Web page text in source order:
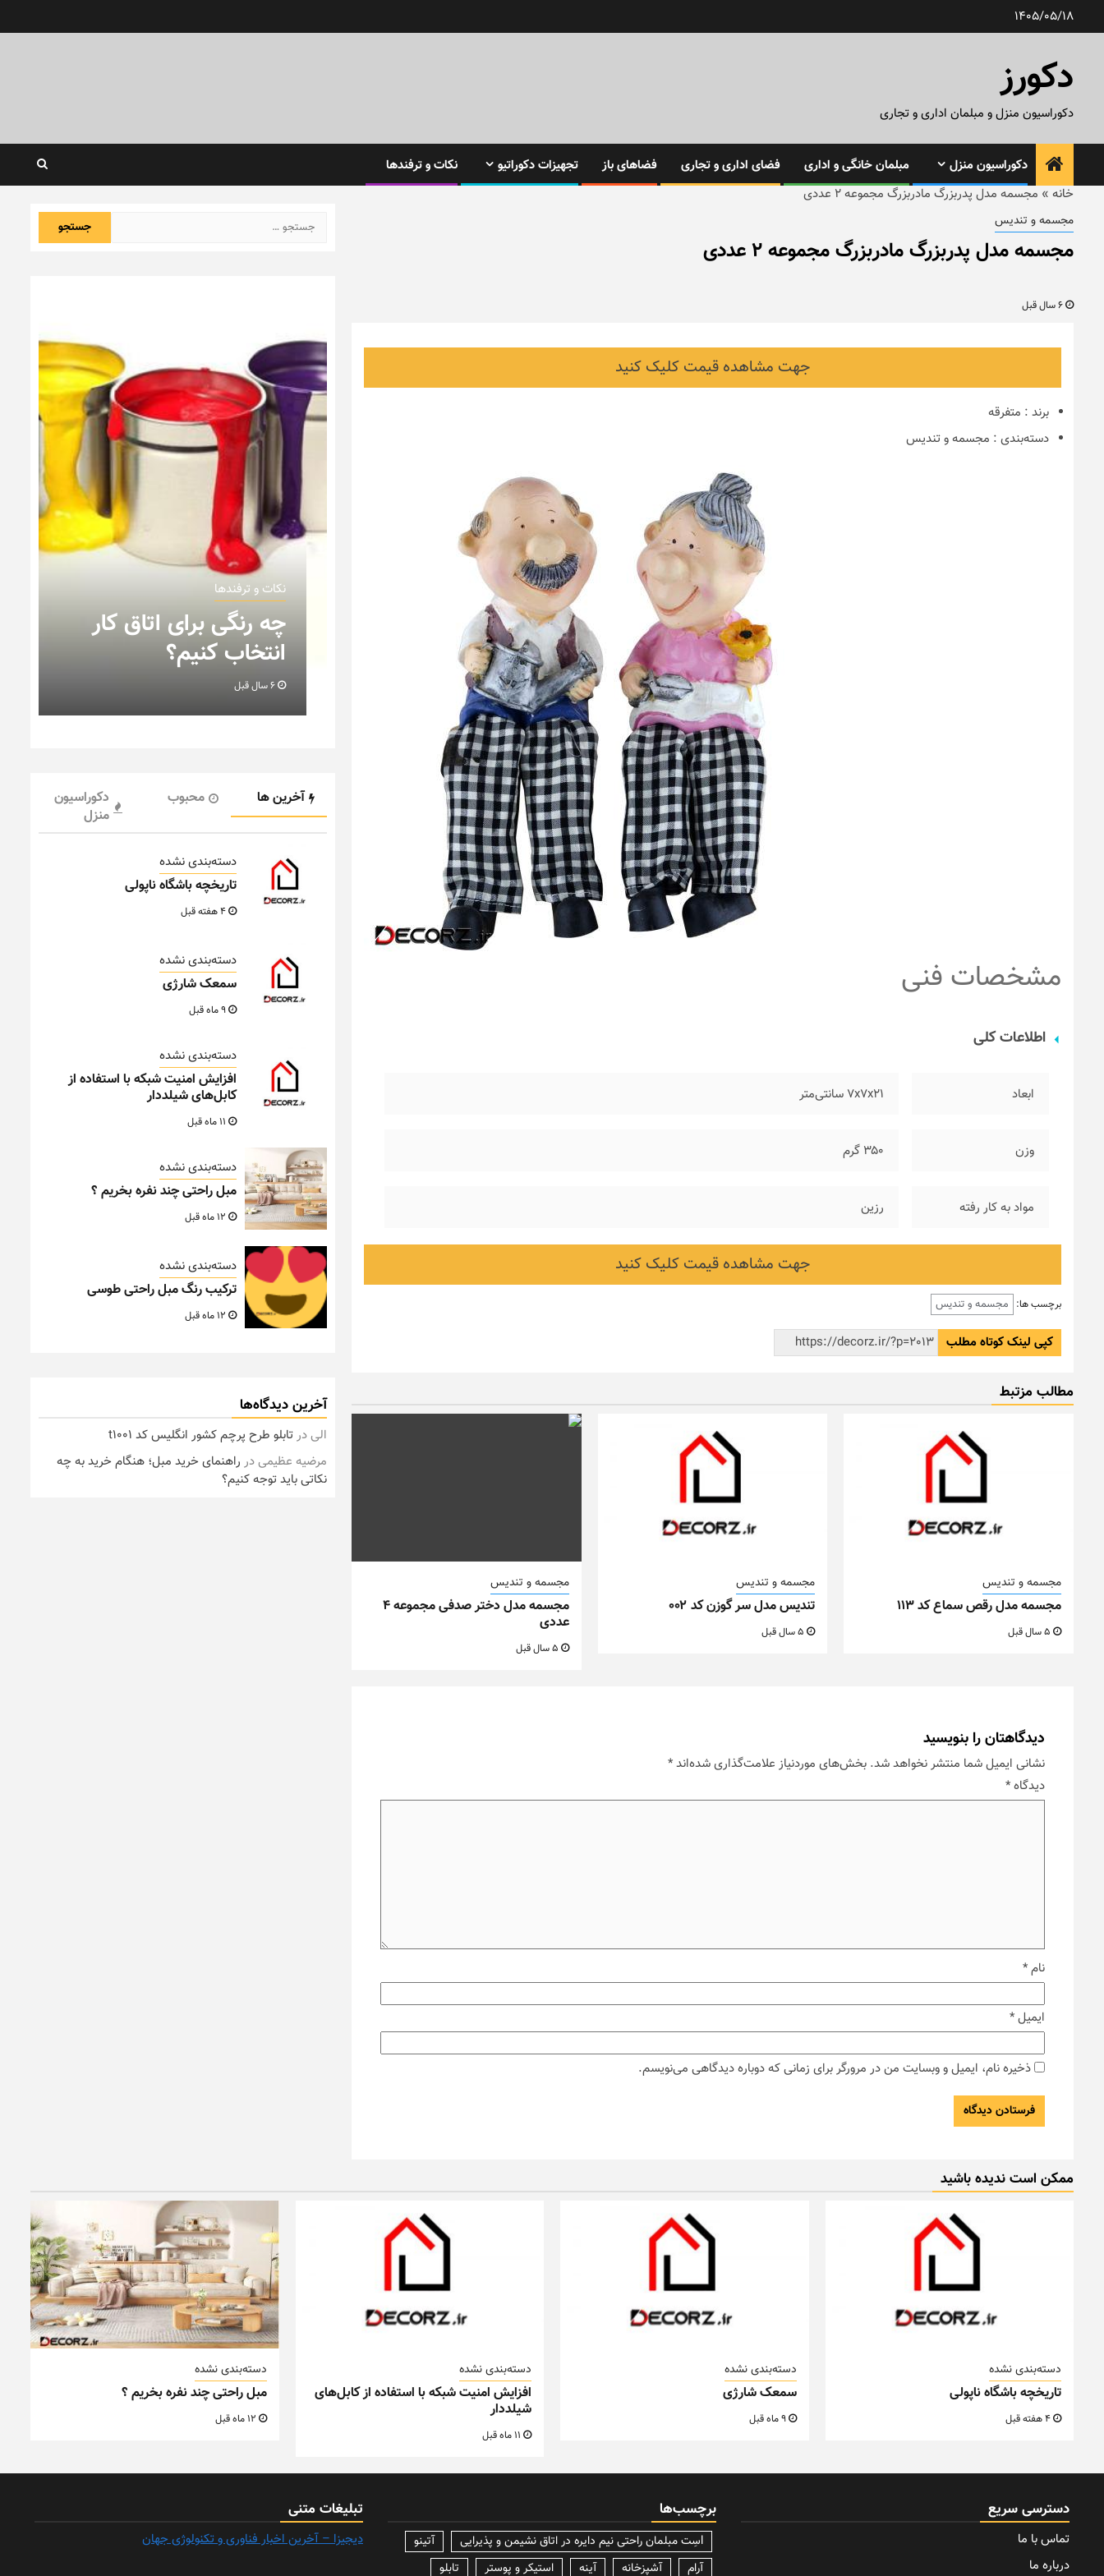
1405/05/18
دکورز
دکوراسیون منزل و مبلمان اداری و تجاری
دکوراسیون منزل مبلمان خانگی و اداری فضای اداری و تجاری فضاهای باز تجهیزات دکوراتیو
نکات و ترفندها
خانه » مجسمه مدل پدربزرگ مادربزرگ مجموعه ۲ عددی
مجسمه و تندیس
مجسمه مدل پدربزرگ مادربزرگ مجموعه ۲ عددی
جهت مشاهده قیمت کلیک کنید
برند : متفرقه
دسته‌بندی : مجسمه و تندیس
مشخصات فنی
اطلاعات کلی
ابعاد ۷x7x21 سانتی‌متر
وزن ۳۵۰ گرم
مواد به کار رفته رزین
جهت مشاهده قیمت کلیک کنید
برچسب ها: مجسمه و تندیس
کپی لینک کوتاه مطلب
مطالب مزتبط
مجسمه و تندیس
مجسمه مدل رقص سماع کد ۱۱۳
مجسمه و تندیس
تندیس مدل سر گوزن کد ۰۰۲
5 سال قبل
مجسمه و تندیس
مجسمه مدل دختر صدفی مجموعه ۴
عددی
دیدگاهتان را بنویسید
نشانی ایمیل شما منتشر نخواهد شد. بخش‌های موردنیاز علامت‌گذاری شده‌اند*
دیدگاه*
نام*
ایمیل*
ذخیره نام، ایمیل و وبسایت من در مرورگر برای زمانی که دوباره دیدگاهی می‌نویسم.
جستجو
برای:
دکوراسیون مدرن در خانه
های ایرانی
نکات و ترفندها
دکوراسیون داخلی و
چیدمان خانه (جدیدترین
ایده‌ها و عکس‌ها)
6 سال قبل
نکات و ترفندها
چه رنگی برای اتاق کار
انتخاب کنیم؟
آخرین ها محبوب
دکوراسیون
منزل
دسته‌بندی نشده
تاریخچه باشگاه ناپولی
دسته‌بندی نشده
سمعک شارژی
دسته‌بندی نشده
افزایش امنیت شبکه با استفاده از
کابل‌های شیلددار
دسته‌بندی نشده
مبل راحتی چند نفره بخریم ؟
دسته‌بندی نشده
ترکیب رنگ مبل راحتی طوسی
آخرین دیدگاه‌ها
الیدرتابلو طرح پرچم کشور انگلیس کد t1001
مرضیه عظیمیدر راهنمای خرید مبل؛ هنگام خرید به چه
نکاتی باید توجه کنیم؟
ممکن است ندیده باشید
دسته‌بندی نشده
تاریخچه باشگاه ناپولی
دسته‌بندی نشده
سمعک شارژی
9 ماه قبل
دسته‌بندی نشده
افزایش امنیت شبکه با استفاده از کابل‌های
شیلددار
دسته‌بندی نشده
مبل راحتی چند نفره بخریم ؟
دسترسی سریع
تماس با ما
درباره ما
برچسب‌ها
lسِت مبلمان راحتی نیم دایره در اتاق نشیمن و پذیرایی
آتینو
آرام
آشپزخانه آینه استیکر و پوستر تابلو
تبلیغات متنی
دیجیزا – آخرین اخبار فناوری و تکنولوژی جهان